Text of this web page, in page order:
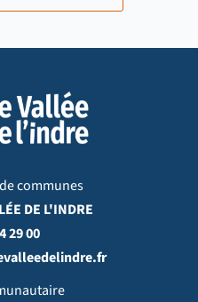
communes
DE L'INDRE
29 00